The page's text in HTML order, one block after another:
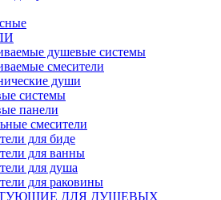
душевые системы
смесители
души
системы
панели
смесители
для биде
для ванны
для душа
для раковины
ДЛЯ ДУШЕВЫХ